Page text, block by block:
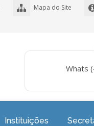
Mapa do Site
Whats
Instituições